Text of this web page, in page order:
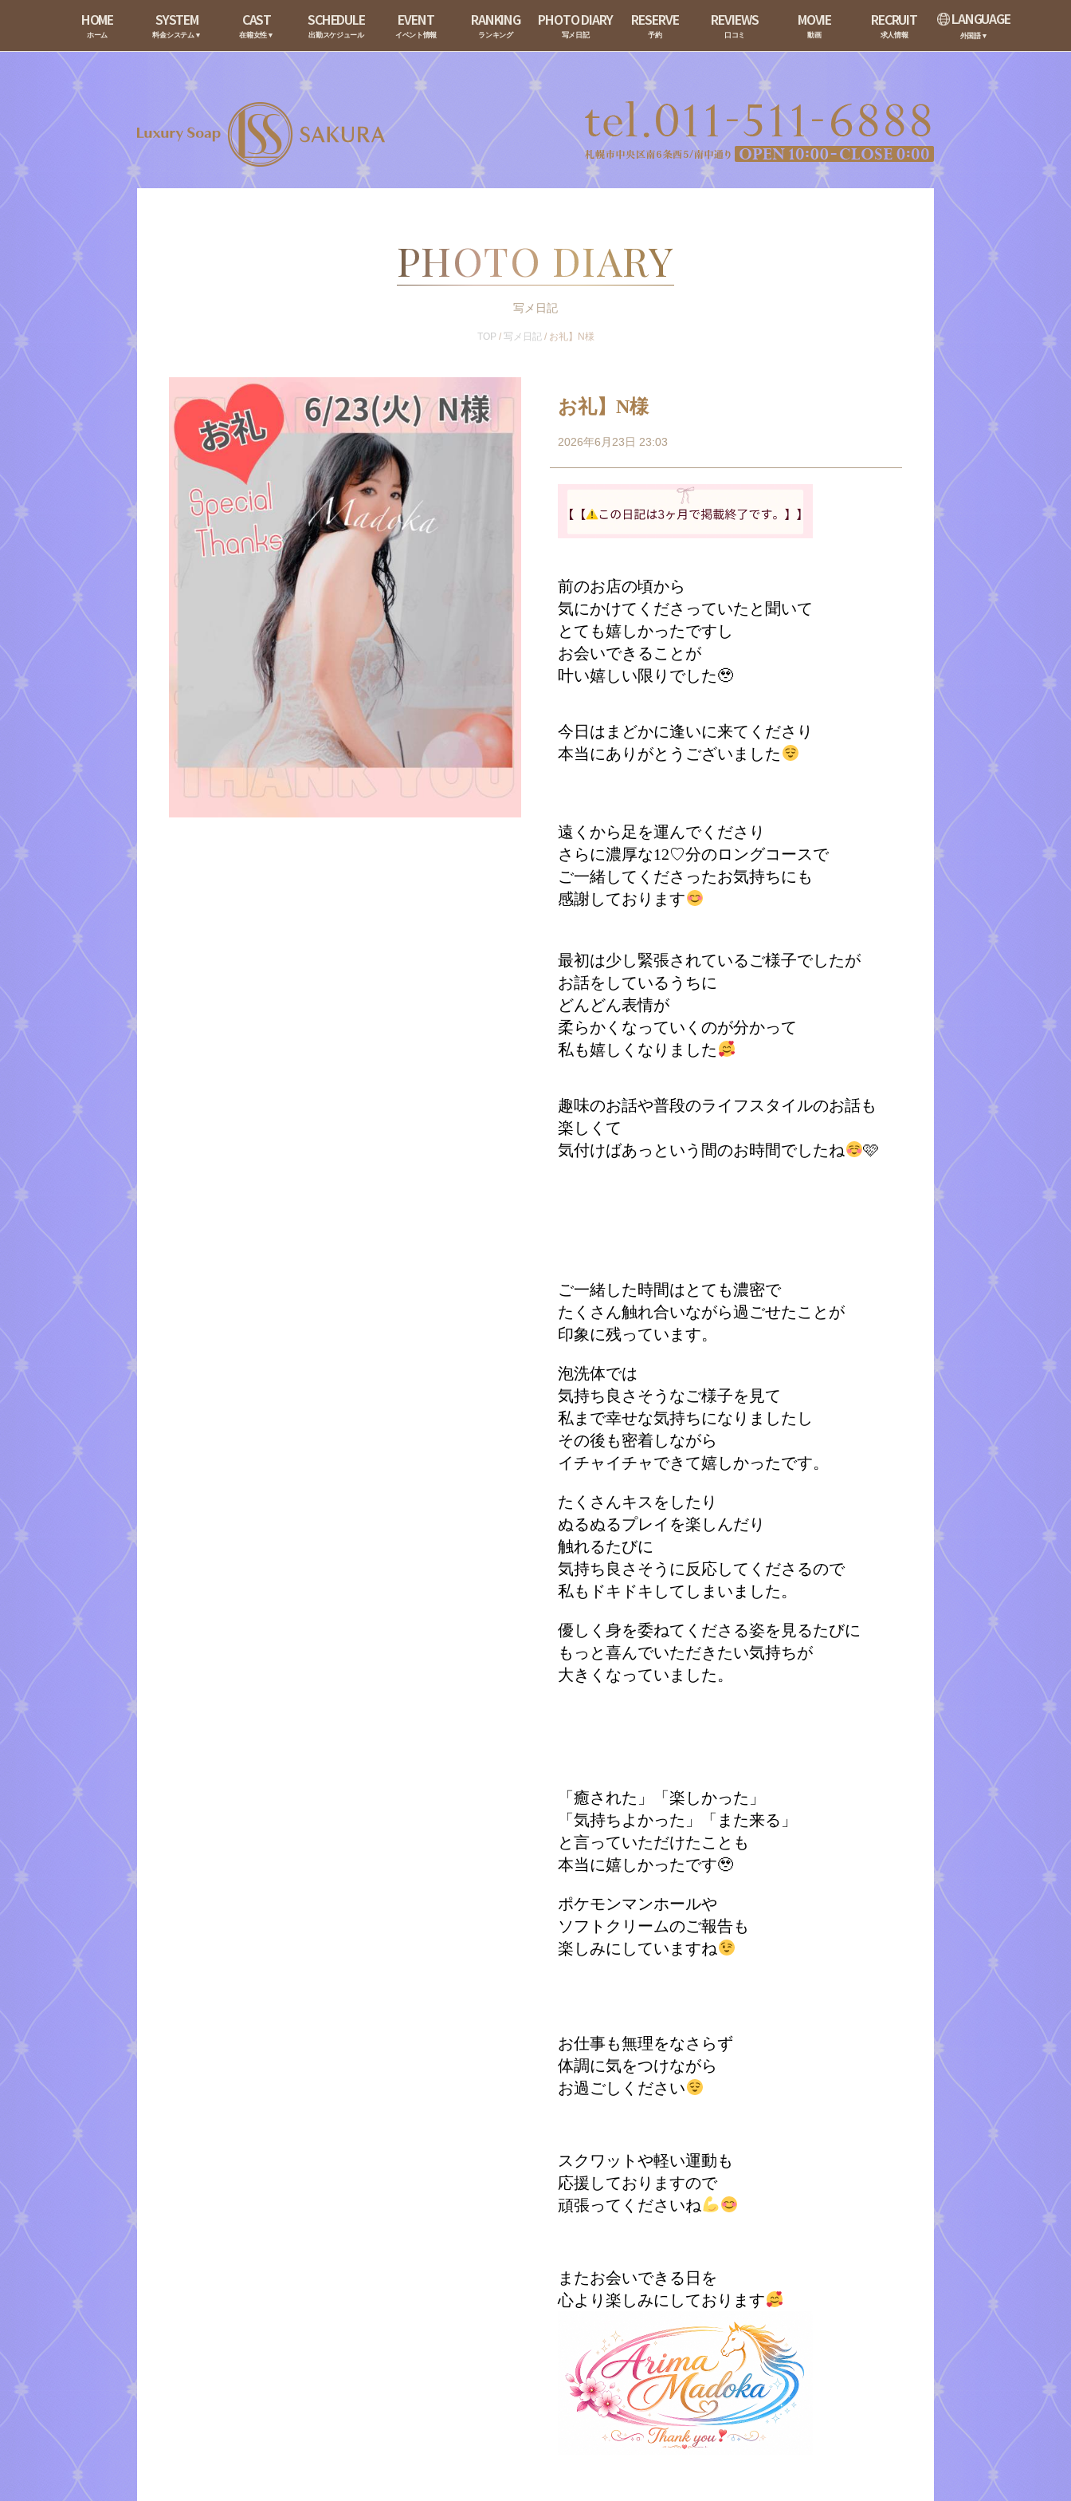
HOME
ホーム
SYSTEM
料金システム▼
CAST
在籍女性▼
SCHEDULE
出勤スケジュール
EVENT
イベント情報
RANKING
ランキング
PHOTO DIARY
写メ日記
RESERVE
予約
REVIEWS
口コミ
MOVIE
動画
RECRUIT
求人情報
LANGUAGE
外国語▼
PHOTO DIARY
写メ日記
TOP / 写メ日記/ お礼】N様
お礼】N様
2026年6月23日 23:03
前のお店の頃から
気にかけてくださっていたと聞いて
とても嬉しかったですし
お会いできることが
叶い嬉しい限りでした🥹
今日はまどかに逢いに来てくださり
本当にありがとうございました
遠くから足を運んでくださり
さらに濃厚な12♡分のロングコースで
ご一緒してくださったお気持ちにも
感謝しております
最初は少し緊張されているご様子でしたが
お話をしているうちに
どんどん表情が
柔らかくなっていくのが分かって
私も嬉しくなりました
趣味のお話や普段のライフスタイルのお話も
楽しくて
気付けばあっという間のお時間でしたね
🩷
ご一緒した時間はとても濃密で
たくさん触れ合いながら過ごせたことが
印象に残っています。
泡洗体では
気持ち良さそうなご様子を見て
私まで幸せな気持ちになりましたし
その後も密着しながら
イチャイチャできて嬉しかったです。
たくさんキスをしたり
ぬるぬるプレイを楽しんだり
触れるたびに
気持ち良さそうに反応してくださるので
私もドキドキしてしまいました。
優しく身を委ねてくださる姿を見るたびに
もっと喜んでいただきたい気持ちが
大きくなっていました。
「癒された」「楽しかった」
「気持ちよかった」「また来る」
と言っていただけたことも
本当に嬉しかったです🥹
ポケモンマンホールや
ソフトクリームのご報告も
楽しみにしていますね
お仕事も無理をなさらず
体調に気をつけながら
お過ごしください
スクワットや軽い運動も
応援しておりますので
頑張ってくださいね
またお会いできる日を
心より楽しみにしております